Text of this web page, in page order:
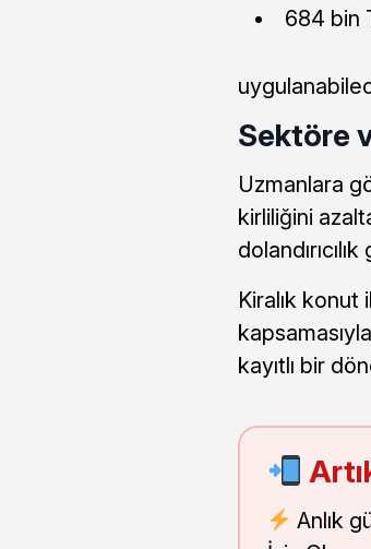
684 bin
Sektöre
Uzmanlara
kirliliğini
Kiralık konut
kayıtlı bir
Anlık